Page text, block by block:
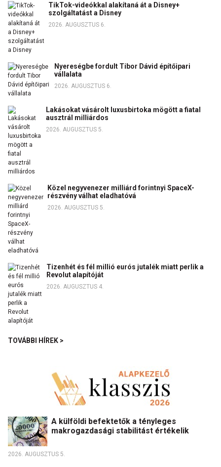
TikTok-videókkal alakítaná át a Disney+
szolgáltatást a Disney
2026. AUGUSZTUS 6.
Nyereségbe fordult Tibor Dávid építőipari
vállalata
2026. AUGUSZTUS 6.
Lakásokat vásárolt luxusbirtoka mögött a fiatal
ausztrál milliárdos
2026. AUGUSZTUS 5.
Közel negyvenezer milliárd forintnyi SpaceX-
részvény válhat eladhatóvá
2026. AUGUSZTUS 5.
Tizenhét és fél millió eurós jutalék miatt perlik a
Revolut alapítóját
2026. AUGUSZTUS 4.
TOVÁBBI HÍREK >
A külföldi befektetők a tényleges
makrogazdasági stabilitást értékelik
2026. AUGUSZTUS 5.